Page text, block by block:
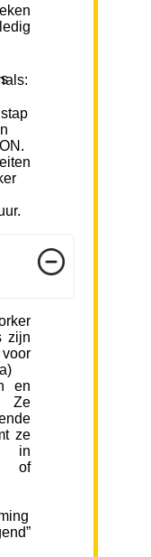
zijn
en
Ze
ze
in
of